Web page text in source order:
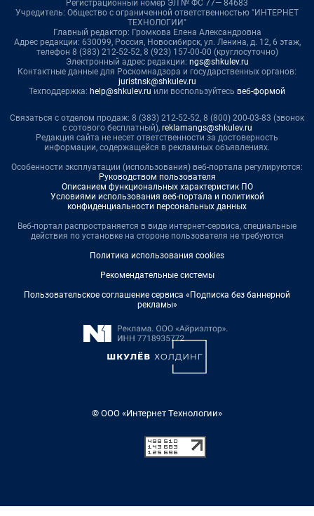
Регистрационный номер ЭЛ № ФС 77— 84683
Учредитель: Общество с ограниченной ответственностью "ИНТЕРНЕТ
ТЕХНОЛОГИИ"
Главный редактор: Громкова Елена Александровна
Адрес редакции: 630099, Россия, Новосибирск, ул. Ленина, д. 12, 6 этаж,
телефон 8 (383) 212-52-52, 8 (923) 157-00-00 (круглосуточно)
Электронный адрес редакции: ngs@shkulev.ru
Контактные данные для Роскомнадзора и государственных органов:
juristnsk@shkulev.ru
Техподдержка: help@shkulev.ru или воспользуйтесь веб-формой
Связаться с отделом продаж: 8 (383) 212-52-52, 8 (800) 200-03-83 (звонок
с сотового бесплатный), reklamangs@shkulev.ru
Редакция сайта не несет ответственности за достоверность
информации, содержащейся в рекламных объявлениях.
Особенности эксплуатации (использования) веб-портала регулируются:
Руководством пользователя
Описанием функциональных характеристик ПО
Условиями использования веб-портала и политикой
конфиденциальности персональных данных
Веб-портал распространяется в виде интернет-сервиса, специальные
действия по установке на стороне пользователя не требуются
Политика использования cookies
Рекомендательные системы
Пользовательское соглашение сервиса «Подписка без баннерной
рекламы»
© ООО «Интернет Технологии»